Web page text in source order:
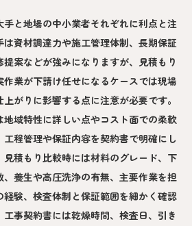
と地場の中小業者それぞれに利点と注
資材調達力や施工管理体制、長期保証
案などが強みになりますが、見積もり
業が下請け任せになるケースでは現場
がりに影響する点に注意が必要です。
域特性に詳しい点やコスト面での柔軟
程管理や保証内容を契約書で明確にし
見積もり比較時には材料のグレード、下
養生や高圧洗浄の有無、主要作業を担
験、検査体制と保証範囲を細かく確認
事契約書には乾燥時間、検査日、引き